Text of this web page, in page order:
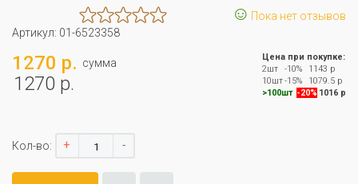
☺ Пока нет отзывов
Артикул: 01-6523358
1270 р. сумма
1270 р.
Цена при покупке:
2шт
-10%
1143 р
10шт-15%
1079.5 р
>100шт -20% 1016 р
Кол-во: + -